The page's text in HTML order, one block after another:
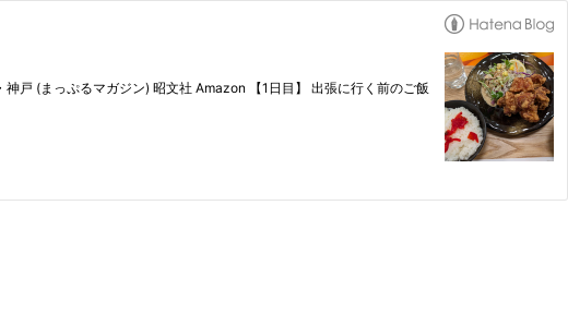
戸 (まっぷるマガジン) 昭文社 Amazon 【1日目】 出張に行く前のご飯